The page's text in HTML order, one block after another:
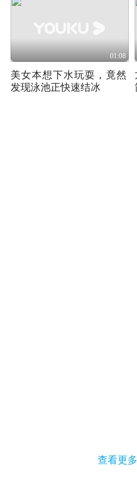
01:08
美女本想下水玩耍，竟然
发现泳池正快速结冰
查看更